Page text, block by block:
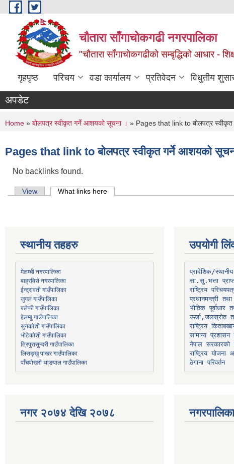
Skip to main content
चौतारा साँगाचोकगढी नगरपालिका
"चौतारा साँगाचोकगढीको सम्बृद्धिको आधार -
गृहपृष्ठ परिचय वडा कार्यालय प्रतिवेदन विधुतीय
अपडेट
You are here
Home » बोलपत्र स्वीकृत गर्ने आशयको सूचना । » Pages that link to बोलपत्र स्वीकृत
Pages that link to बोलपत्र स्वीकृत गर्ने आशयको
No backlinks found.
Primary tabs
View What links here
स्थानीय तहहरु
मेलम्ची नगरपालिका
बाह्रविसे नगरपालिका
ईन्द्रावती गाउँपालिका
जुगल गाउँपालिका
बलेफी गाउँपालिका
हेलम्बु गाउँपालिका
सुनकोशी गाउँपालिका
भोटेकोशी गाउँपालिका
त्रिपुरासुन्दरी गाउँपालिका
लिसङ्खु पाखर गाउँपालिका
पाँचपोखरी थाङपाल गाउँपालिका
नगर २०७४ देखि २०७८
उपयोगी
प्रादेशिक/
प्रधानमन्त्री तथा
भौतिक पूर्वाधार
ऊर्जा,जलस्रोत
सामान्य प्रशासन
नेपाल सरकारको
राष्ट्रिय योजना
ठेगाना परिवर्तन